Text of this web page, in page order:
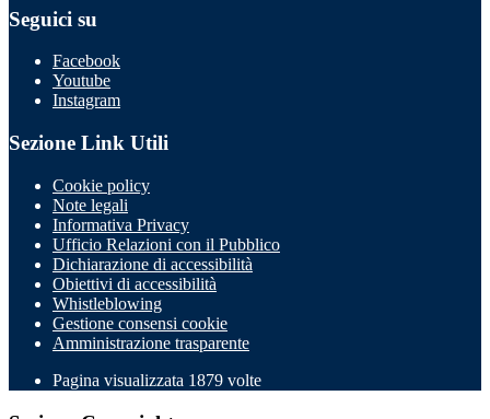
Seguici su
Facebook
Youtube
Instagram
Sezione Link Utili
Cookie policy
Note legali
Informativa Privacy
Ufficio Relazioni con il Pubblico
Dichiarazione di accessibilità
Obiettivi di accessibilità
Whistleblowing
Gestione consensi cookie
Amministrazione trasparente
Pagina visualizzata 1879 volte